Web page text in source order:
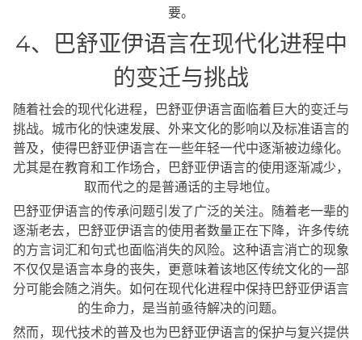
要。
4、巴舒亚伊语言在现代化进程中
的变迁与挑战
随着社会的现代化进程，巴舒亚伊语言面临着巨大的变迁与
挑战。城市化的快速发展、外来文化的影响以及标准语言的
普及，使得巴舒亚伊语言在一些年轻一代中逐渐被边缘化。
尤其是在教育和工作场合，巴舒亚伊语言的使用逐渐减少，
取而代之的是普通话的主导地位。
巴舒亚伊语言的传承问题引发了广泛的关注。随着老一辈的
逐渐老去，巴舒亚伊语言的使用者数量正在下降，许多传统
的方言词汇和句式也面临消失的风险。这种语言消亡的现象
不仅仅是语言本身的丧失，更意味着该地区传统文化的一部
分可能会随之消失。如何在现代化进程中保持巴舒亚伊语言
的生命力，是当前亟待解决的问题。
然而，现代技术的普及也为巴舒亚伊语言的保护与复兴提供